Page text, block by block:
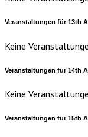
Veranstaltungen für13th
Keine
Veranstaltungen für14th
Keine
Veranstaltungen für15th